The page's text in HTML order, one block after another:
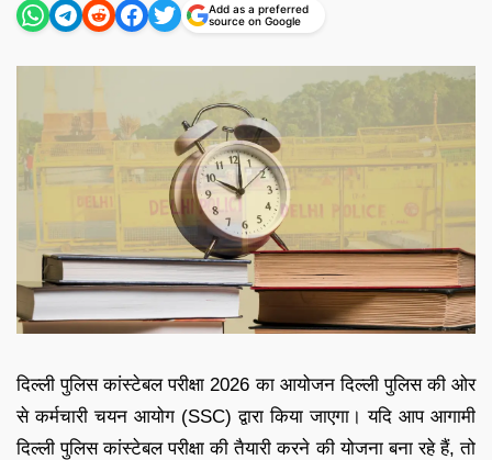
Add as a preferred
source on Google
दिल्ली पुलिस कांस्टेबल परीक्षा 2026 का आयोजन दिल्ली पुलिस की ओर
से कर्मचारी चयन आयोग (SSC) द्वारा किया जाएगा। यदि आप आगामी
दिल्ली पुलिस कांस्टेबल परीक्षा की तैयारी करने की योजना बना रहे हैं, तो